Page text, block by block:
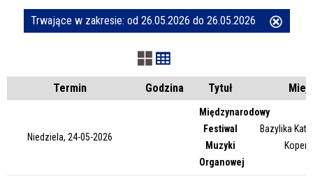
Szukana fraza
Kategoria
Trwające w zakresie
Trwające w zakresie: od 26.05.2026 do 26.05.2026
Termin Godzina Tytuł
Niedziela, 24-05-2026
Międzynarodowy
Festiwal
Muzyki
Organowej
Bazylika